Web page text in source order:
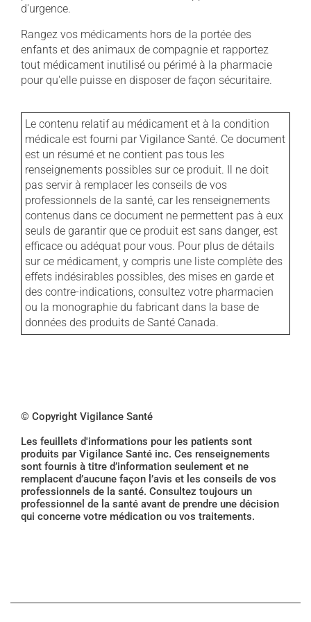
d'urgence.
Rangez vos médicaments hors de la portée des
enfants et des animaux de compagnie et rapportez
tout médicament inutilisé ou périmé à la pharmacie
pour qu'elle puisse en disposer de façon sécuritaire.
Le contenu relatif au médicament et à la condition
médicale est fourni par Vigilance Santé. Ce document
est un résumé et ne contient pas tous les
renseignements possibles sur ce produit. Il ne doit
pas servir à remplacer les conseils de vos
professionnels de la santé, car les renseignements
contenus dans ce document ne permettent pas à eux
seuls de garantir que ce produit est sans danger, est
efficace ou adéquat pour vous. Pour plus de détails
sur ce médicament, y compris une liste complète des
effets indésirables possibles, des mises en garde et
des contre-indications, consultez votre pharmacien
ou la monographie du fabricant dans la base de
données des produits de Santé Canada.
© Copyright Vigilance Santé
Les feuillets d'informations pour les patients sont
produits par Vigilance Santé inc. Ces renseignements
sont fournis à titre d’information seulement et ne
remplacent d’aucune façon l’avis et les conseils de vos
professionnels de la santé. Consultez toujours un
professionnel de la santé avant de prendre une décision
qui concerne votre médication ou vos traitements.